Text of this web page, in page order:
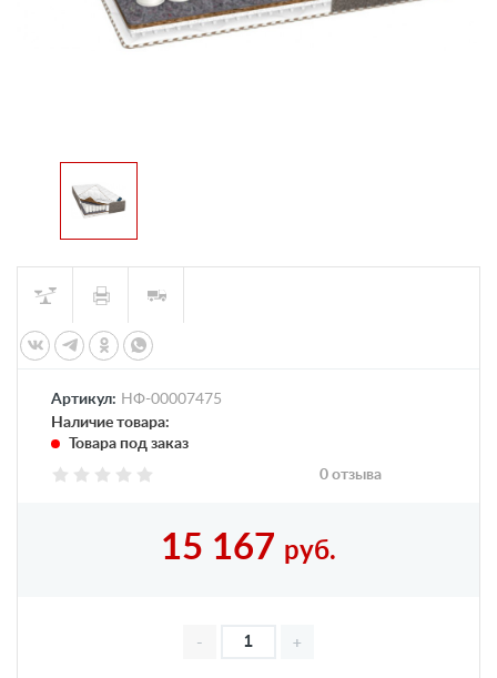
Артикул: НФ-00007475
Наличие товара:
Товара под заказ
0 отзыва
15 167 руб.